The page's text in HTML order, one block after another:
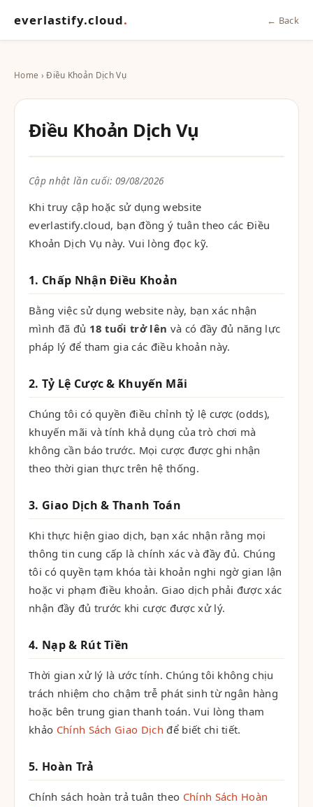
everlastify.cloud. ← Back
Home › Điều Khoản Dịch Vụ
Điều Khoản Dịch Vụ
Cập nhật lần cuối: 09/08/2026
Khi truy cập hoặc sử dụng website
everlastify.cloud, bạn đồng ý tuân theo các Điều
Khoản Dịch Vụ này. Vui lòng đọc kỹ.
1. Chấp Nhận Điều Khoản
Bằng việc sử dụng website này, bạn xác nhận
mình đã đủ 18 tuổi trở lên và có đầy đủ năng lực
pháp lý để tham gia các điều khoản này.
2. Tỷ Lệ Cược & Khuyến Mãi
Chúng tôi có quyền điều chỉnh tỷ lệ cược (odds),
khuyến mãi và tính khả dụng của trò chơi mà
không cần báo trước. Mọi cược được ghi nhận
theo thời gian thực trên hệ thống.
3. Giao Dịch & Thanh Toán
Khi thực hiện giao dịch, bạn xác nhận rằng mọi
thông tin cung cấp là chính xác và đầy đủ. Chúng
tôi có quyền tạm khóa tài khoản nghi ngờ gian lận
hoặc vi phạm điều khoản. Giao dịch phải được xác
nhận đầy đủ trước khi cược được xử lý.
4. Nạp & Rút Tiền
Thời gian xử lý là ước tính. Chúng tôi không chịu
trách nhiệm cho chậm trễ phát sinh từ ngân hàng
hoặc bên trung gian thanh toán. Vui lòng tham
khảo Chính Sách Giao Dịch để biết chi tiết.
5. Hoàn Trả
Chính sách hoàn trả tuân theo Chính Sách Hoàn